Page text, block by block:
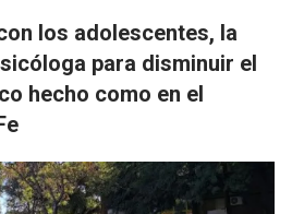
los adolescentes, la
para disminuir el
hecho como en el